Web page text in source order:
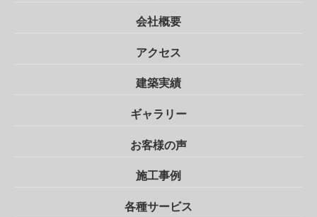
会社概要
アクセス
建築実績
ギャラリー
お客様の声
施工事例
各種サービス